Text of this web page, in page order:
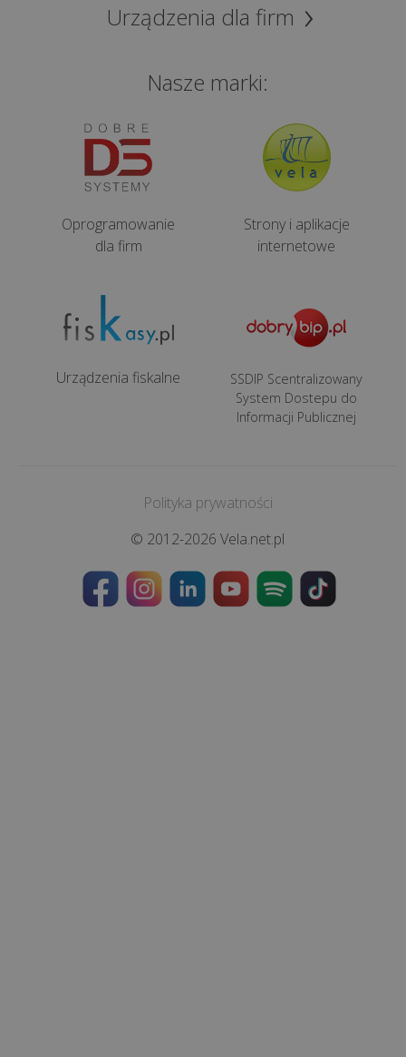
Urządzenia dla firm
Nasze marki:
Oprogramowanie
dla firm
Strony i aplikacje
internetowe
Urządzenia fiskalne
SSDIP Scentralizowany
System Dostepu do
Informacji Publicznej
Polityka prywatności
© 2012-2026 Vela.net.pl